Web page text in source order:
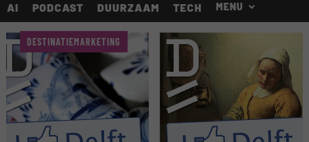
AI PODCAST DUURZAAM TECH
DESTINATIEMARKETING